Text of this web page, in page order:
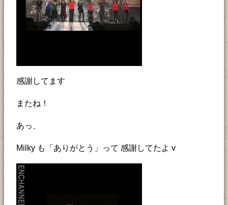
感謝してます
またね！
あっ、
Milky も「ありがとう」って 感謝してたよ v